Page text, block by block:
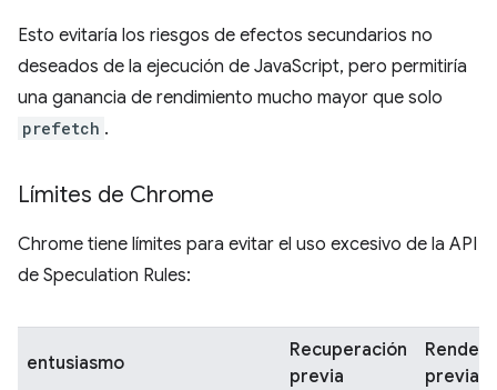
Esto evitaría los riesgos de efectos secundarios no
deseados de la ejecución de JavaScript, pero permitiría
una ganancia de rendimiento mucho mayor que solo
prefetch .
Límites de Chrome
Chrome tiene límites para evitar el uso excesivo de la API
de Speculation Rules:
entusiasmo
Recuperación
previa
previa